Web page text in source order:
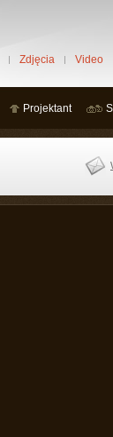
Zdjęcia Video
Projektant